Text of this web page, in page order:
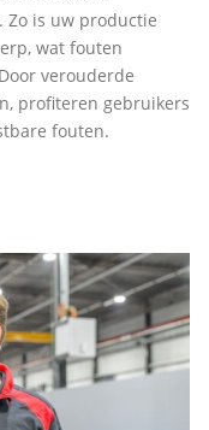
is uw productie
wat fouten
verouderde
profiteren gebruikers
fouten.